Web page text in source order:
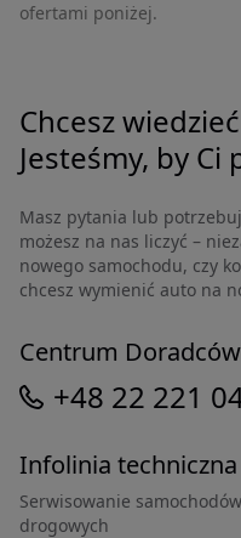
ofertami poniżej.
Chcesz
Jesteśmy, by Ci
Masz pytania lub
możesz na nas liczyć –
nowego samochodu, czy
chcesz wymienić auto na
Centrum Doradców
+48 22 221
Infolinia techniczna
Serwisowanie
drogowych